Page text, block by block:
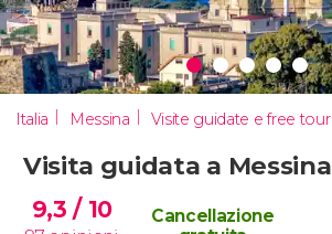
Italia Messina Visite guidate e free tour
Visita guidata a Messina
9,3/ 10
Cancellazione